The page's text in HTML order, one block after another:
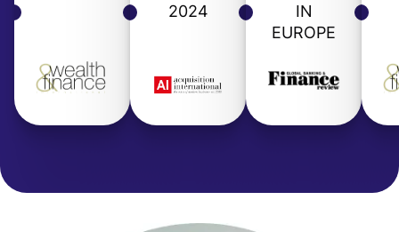
2024
IN
EUROPE